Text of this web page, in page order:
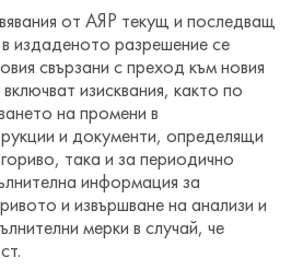
от АЯР текущ и последващ
издаденото разрешение се
свързани с преход към новия
изисквания, както по
на промени в
и документи, определящи
така и за периодично
информация за
и извършване на анализи и
мерки в случай, че